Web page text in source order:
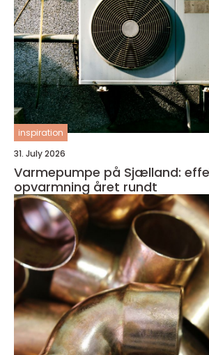
inspiration
31. July 2026
Varmepumpe på Sjælland:
opvarmning året rundt